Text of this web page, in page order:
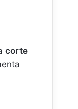
corte